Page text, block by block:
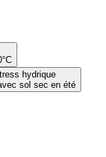
hydrique
sol sec en été